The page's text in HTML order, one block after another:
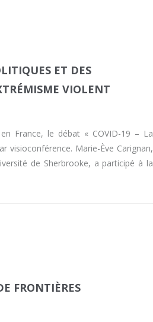
ET DES
VIOLENT
France, le débat « COVID-19 – La
visioconférence. Marie-Ève Carignan,
de Sherbrooke, a participé à la
FRONTIÈRES